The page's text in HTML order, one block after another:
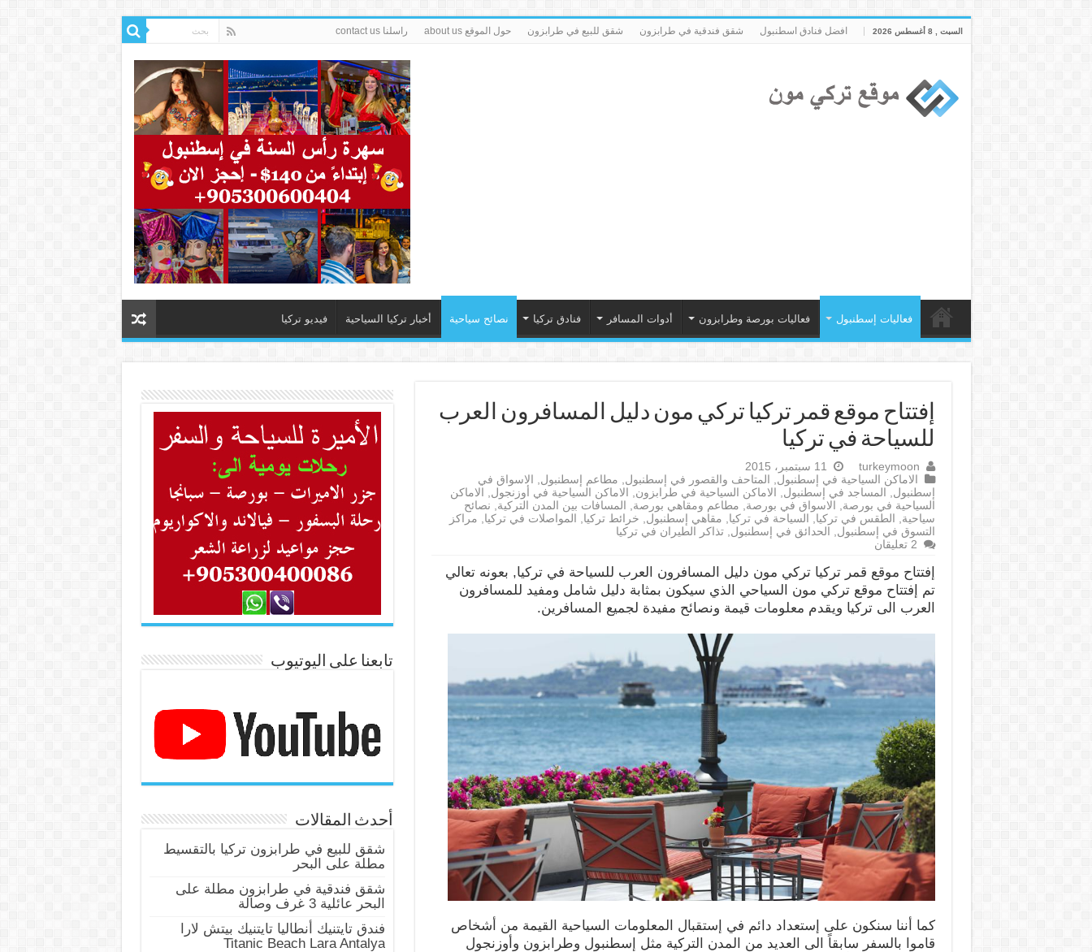
السبت , 8 أغسطس 2026 افضل فنادق اسطنبول شقق فندقية في طرابزون شقق للبيع في طرابزون حول الموقع about us راسلنا contact us
فعاليات إسطنبول فعاليات بورصة وطرابزون أدوات المسافر فنادق تركيا نصائح سياحية أخبار تركيا السياحية فيديو تركيا
إفتتاح موقع قمر تركيا تركي مون دليل المسافرون العرب
للسياحة في تركيا
turkeymoon
11 سبتمبر، 2015
الاماكن السياحية في إسطنبول
المتاحف والقصور في إسطنبول مطاعم إسطنبول
الاسواق في
إسطنبول
المساجد في إسطنبول الاماكن السياحية في طرابزون الاماكن السياحية في أوزنجول
الاماكن
السياحية في بورصة
الاسواق في بورصة مطاعم ومقاهي بورصة المسافات بين المدن التركية
نصائح
سياحية
الطقس في تركيا السياحة في تركيا مقاهي إسطنبول خرائط تركيا المواصلات في تركيا
مراكز
التسوق في إسطنبول
الحدائق في إسطنبول ,تذاكر الطيران في تركيا
2 تعليقان
إفتتاح موقع قمر تركيا تركي مون دليل المسافرون العرب للسياحة في تركيا, بعونه تعالي
تم إفتتاح موقع تركي مون السياحي الذي سيكون بمثابة دليل شامل ومفيد للمسافرون
العرب الى تركيا ويقدم معلومات قيمة ونصائح مفيدة لجميع المسافرين.
كما أننا سنكون على إستعداد دائم في إستقبال المعلومات السياحية القيمة من أشخاص
قاموا بالسفر سابقاً الى العديد من المدن التركية مثل إسطنبول وطرابزون وأوزنجول
تابعنا على اليوتيوب
أحدث المقالات
شقق للبيع في طرابزون تركيا بالتقسيط
مطلة على البحر
شقق فندقية في طرابزون مطلة على
البحر عائلية 3 غرف وصالة
فندق تايتنيك أنطاليا تايتنيك بيتش لارا
Titanic Beach Lara Antalya